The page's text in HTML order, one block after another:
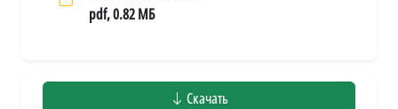
pdf, 0.82 МБ
Скачать